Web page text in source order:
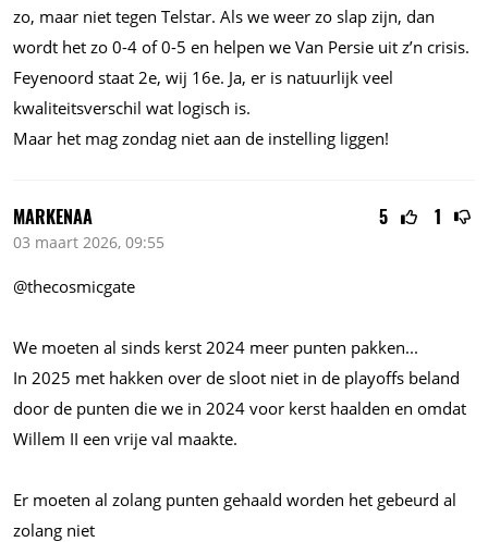
zo, maar niet tegen Telstar. Als we weer zo slap zijn, dan
wordt het zo 0-4 of 0-5 en helpen we Van Persie uit z’n crisis.
Feyenoord staat 2e, wij 16e. Ja, er is natuurlijk veel
kwaliteitsverschil wat logisch is.
Maar het mag zondag niet aan de instelling liggen!
5 1
MARKENAA
03 maart 2026, 09:55
@thecosmicgate
We moeten al sinds kerst 2024 meer punten pakken...
In 2025 met hakken over de sloot niet in de playoffs beland
door de punten die we in 2024 voor kerst haalden en omdat
Willem II een vrije val maakte.
Er moeten al zolang punten gehaald worden het gebeurd al
zolang niet